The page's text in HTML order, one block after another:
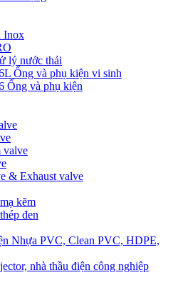
Inox
lý nước thải
Ống và phụ kiện vi sinh
Ống và phụ kiện
valve
& Exhaust valve
kẽm
đen
Nhựa PVC, Clean PVC, HDPE,
nhà thầu điện công nghiệp